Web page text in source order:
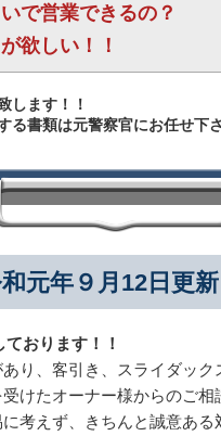
で営業できるの？
欲しい！！
します！！
る書類は元警察官にお任せ下
元年９月12日更新
おります！！
り、客引き、スライダック
けたオーナー様からのご相
考えず、きちんと誠意あ